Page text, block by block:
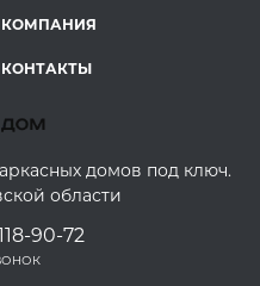
КОМПАНИЯ
КОНТАКТЫ
домов под ключ.
области
90-72